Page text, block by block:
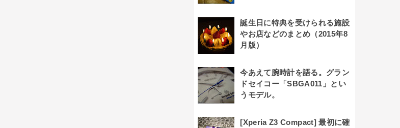
誕生日に特典を受けられる施設
やお店などのまとめ（2015年8
月版）
今あえて腕時計を語る。グラン
ドセイコー「SBGA011」とい
うモデル。
[Xperia Z3 Compact] 最初に確